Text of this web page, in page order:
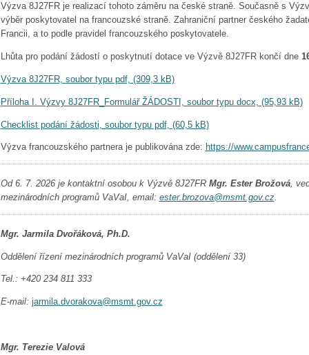
Výzva 8J27FR je realizací tohoto záměru na české straně. Současně s
výběr poskytovatel na francouzské straně. Zahraniční partner českého
Francii, a to podle pravidel francouzského poskytovatele.
Lhůta pro podání žádostí o poskytnutí dotace ve Výzvě 8J27FR končí dne
Výzva 8J27FR, soubor typu pdf, (309,3 kB)
Příloha I. Výzvy 8J27FR_Formulář ŽÁDOSTI, soubor typu docx, (95,93 kB)
Checklist podání žádosti, soubor typu pdf, (60,5 kB)
Výzva francouzského partnera je publikována zde: https://
Od 6. 7. 2026 je kontaktní osobou k Výzvě 8J27FR Mgr. Ester Brožová,
mezinárodních programů VaVaI, email: ester.brozova@msmt.gov.cz.
Mgr. Jarmila Dvořáková, Ph.D.
Oddělení řízení mezinárodních programů VaVaI (oddělení 33)
Tel.: +420 234 811 333
E-mail: jarmila.dvorakova@msmt.gov.cz
Mgr. Terezie Valová